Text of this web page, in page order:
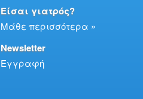
Είσαι γιατρός?
Μάθε περισσότερα »
Newsletter
Εγγραφή